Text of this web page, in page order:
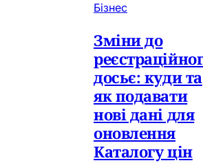
Бізнес
Зміни до
досьє: куди та
як подавати
нові дані для
оновлення
Каталогу цін